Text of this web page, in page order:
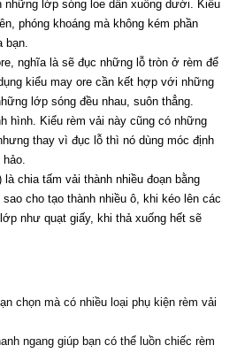
những lớp sóng loe dần xuống dưới. Kiểu
phóng khoáng mà không kém phần
bạn.
nghĩa là sẽ đục những lỗ tròn ở rèm để
kiểu may ore cần kết hợp với những
lớp sóng đều nhau, suôn thẳng.
hình. Kiểu rèm vải này cũng có những
thay vì đục lỗ thì nó dùng móc định
hảo.
chia tấm vải thành nhiều đoạn bằng
cho tạo thành nhiều ô, khi kéo lên các
như quạt giấy, khi thả xuống hết sẽ
chọn mà có nhiều loại phụ kiện rèm vải
ngang giúp bạn có thể luồn chiếc rèm